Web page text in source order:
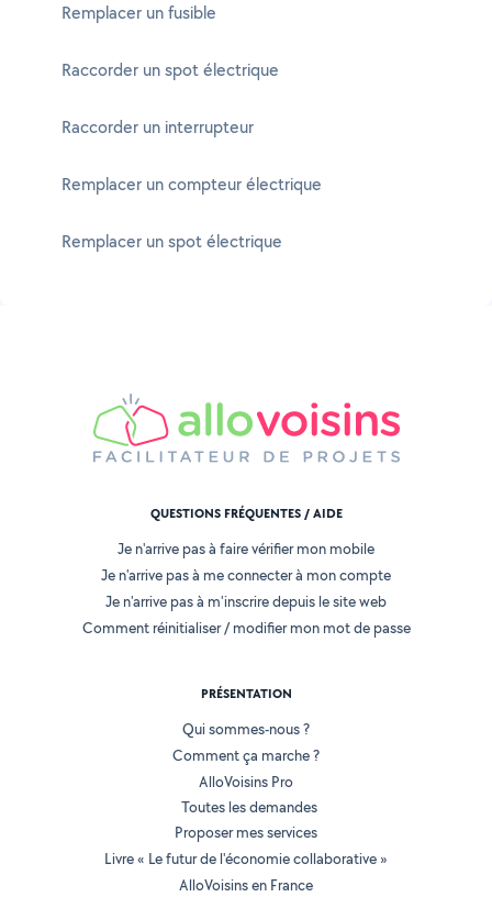
Remplacer un fusible
Raccorder un spot électrique
Raccorder un interrupteur
Remplacer un compteur électrique
Remplacer un spot électrique
QUESTIONS FRÉQUENTES / AIDE
Je n'arrive pas à faire vérifier mon mobile
Je n'arrive pas à me connecter à mon compte
Je n'arrive pas à m'inscrire depuis le site web
Comment réinitialiser / modifier mon mot de passe
PRÉSENTATION
Qui sommes-nous ?
Comment ça marche ?
AlloVoisins Pro
Toutes les demandes
Proposer mes services
Livre « Le futur de l'économie collaborative »
AlloVoisins en France